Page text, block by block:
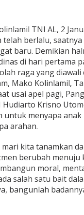
TNI AL, 2
berlalu,
baru. Demikian
di hari pertama
raga yang diawali
Mako Kolinlamil,
usai apel pagi,
Krisno
untuk menyapa
arahan.
mari kita tanamkan
berubah menuju
moral,
salah satu bait
bangunlah